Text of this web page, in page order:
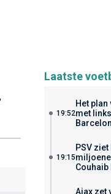
Laatste
19:52
Het
met
19:15
PSV
Ajax zet